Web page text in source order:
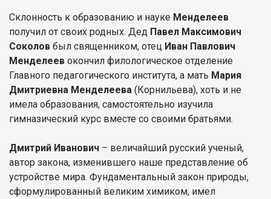
Склонность к образованию и науке Менделеев
получил от своих родных. Дед Павел Максимович
Соколов был священником, отец Иван Павлович
Менделеев окончил филологическое отделение
Главного педагогического института, а мать Мария
Дмитриевна Менделеева (Корнильева), хоть и не
имела образования, самостоятельно изучила
гимназический курс вместе со своими братьями.
Дмитрий Иванович – величайший русский ученый,
автор закона, изменившего наше представление об
устройстве мира. Фундаментальный закон природы,
сформулированный великим химиком, имел